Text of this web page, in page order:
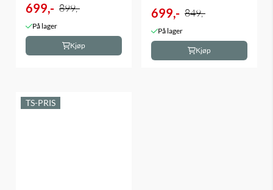
699,- 899,-
På lager
Kjøp
699,- 849,-
På lager
Kjøp